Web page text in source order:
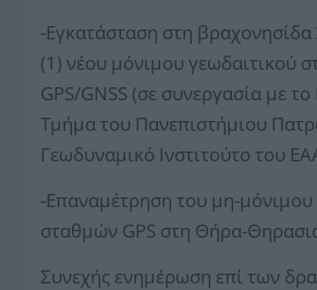
-Εγκατάσταση στη
(1) νέου μόνιμου γεωδαιτικού
GPS/GNSS (σε συνεργασία με
Τμήμα του Πανεπιστήμιου
Γεωδυναμικό Ινστιτούτο του
-Επαναμέτρηση του μη-μόνιμου
σταθμών GPS στη Θήρα-
Συνεχής ενημέρωση επί των